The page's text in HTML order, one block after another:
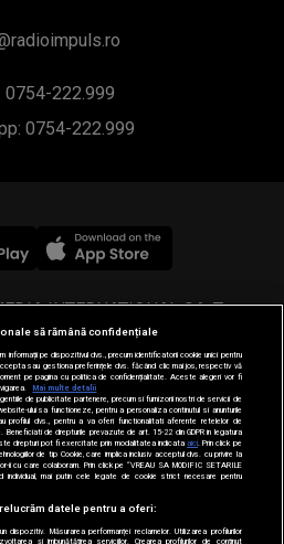
0754-222.999
0754-222.999
INTERNATIONAL SA, Toate
rezervate.
să rămână confidențiale
pe dispozitivul dvs., precum identificatorii cookie unici pentru
sau gestiona preferințele dvs. făcând clic mai jos, respectiv vă
pe pagina cu politica de confidențialitate. Aceste alegeri vor fi
Mai multe detalii
de publicitate partenere, precum si furnizorii nostri de servicii de
ului sa functioneze, pentru a personaliza continutul si anunturile
profilul dvs., pentru a va oferi functionalitati aferente retelelor de
de drepturile prevazute de art. 15-22 din GDPR in legatura
drepturi pot fi exercitate prin modalitatea indicataaici . Prin click pe
de tip Cookie, care implica inclusiv acceptul dvs. cu privire la
cu care colaboram. Prin click pe “VREAU SA MODIFIC SETARILE
individual, mai putin cele legate de cookie strict necesare pentru
datele pentru a oferi:
Măsurarea performanței reclamelor. Utilizarea profilurilor
și îmbunătățirea serviciilor. Crearea profilurilor de conținut